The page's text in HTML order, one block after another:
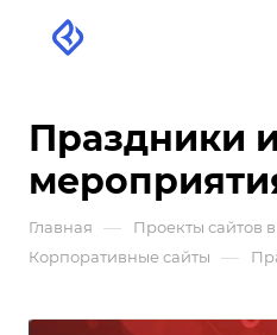
Праздники и
Главная — Проекты сайтов
Корпоративные сайты —